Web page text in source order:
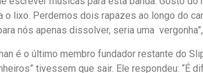
lixo. Perdemos dois rapazes ao longo do
nós apenas dissolver, seria uma
é o último membro fundador restante do
tivessem que sair. Ele respondeu: “É